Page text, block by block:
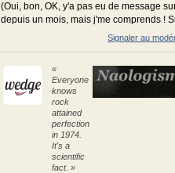
(Oui, bon, OK, y'a pas eu de message
depuis un mois, mais j'me comprends !
Signaler au
«
Everyone
knows
rock
attained
perfection
in 1974.
It's a
scientific
fact. »